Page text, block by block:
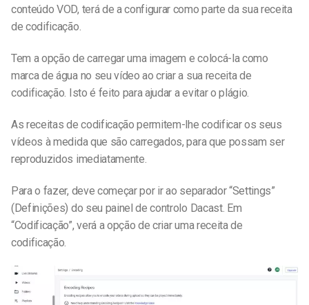
conteúdo VOD, terá de a configurar como parte da sua receita
de codificação.
Tem a opção de carregar uma imagem e colocá-la como
marca de água no seu vídeo ao criar a sua receita de
codificação. Isto é feito para ajudar a evitar o plágio.
As receitas de codificação permitem-lhe codificar os seus
vídeos à medida que são carregados, para que possam ser
reproduzidos imediatamente.
Para o fazer, deve começar por ir ao separador “Settings”
(Definições) do seu painel de controlo Dacast. Em
“Codificação”, verá a opção de criar uma receita de
codificação.